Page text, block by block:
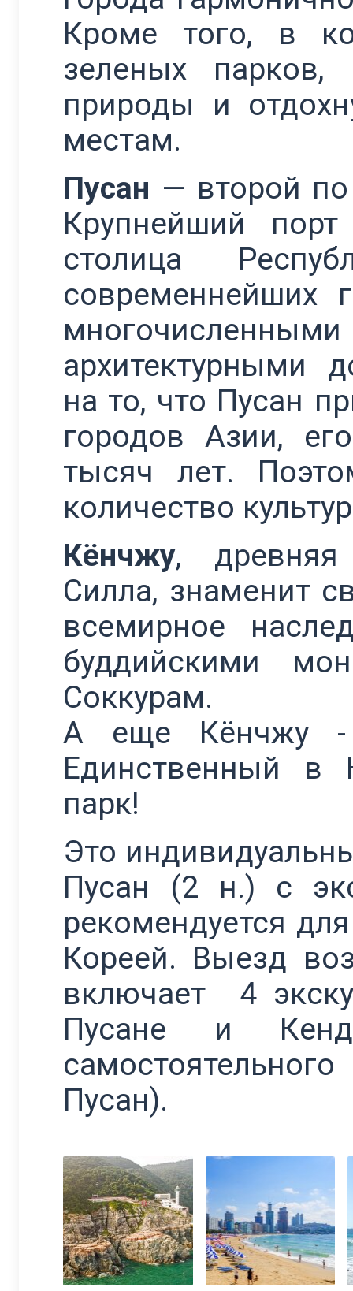
Кроме того, в
зеленых парков,
природы и
местам.
Пусан — второй
Крупнейший
столица
современнейших
архитектурными
на то, что Пусан
городов Азии,
тысяч лет.
количество
Кёнчжу, древняя
Силла, знаменит
всемирное
буддийскими
Соккурам.
А еще Кёнчжу -
Единственный в
парк!
Это
Пусан (2 н.) c
рекомендуется
Кореей. Выезд
включает 4
Пусане и
Пусан).